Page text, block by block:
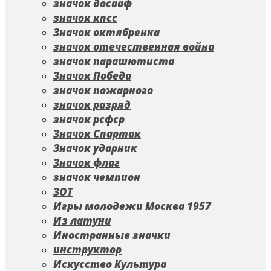
значок досааф
значок кпсс
Значок октябренка
значок отечественная война
значок парашютиста
Значок Победа
значок пожарного
значок разряд
значок рсфср
Значок Спартак
Значок ударник
Значок флаг
значок чемпион
ЗОТ
Игры молодежи Москва 1957
Из латуни
Иностранные значки
инструктор
Искусство Культура